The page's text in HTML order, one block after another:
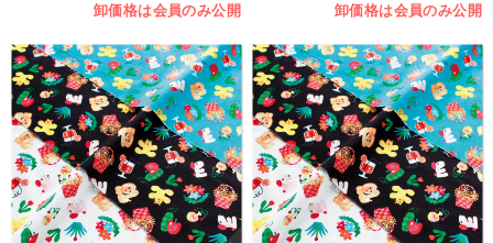
卸価格は会員のみ公開 卸価格は会員のみ公開